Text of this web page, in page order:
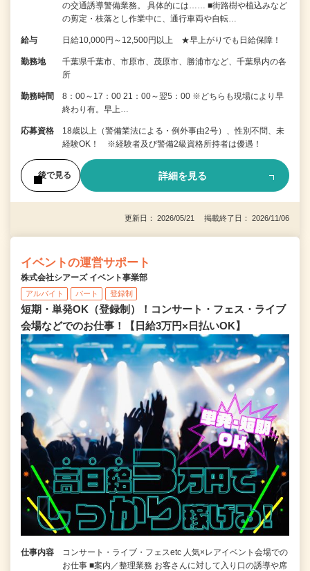
の交通誘導警備業務。 具体的には…… ■街路樹や植込みなど
の剪定・枝落とし作業中に、通行車両や自転…
給与 日給10,000円～12,500円以上 ★早上がりでも日給保障！
勤務地
千葉県千葉市、市原市、茂原市、勝浦市など、千葉県内の各
所
勤務時間
8：00～17：00 21：00～翌5：00 ※どちらも現場により早
終わり有。早上…
応募資格
18歳以上（警備業法による・例外事由2号）、性別不問、未
経験OK！ ※経験者及び警備2級資格所持者は優遇！
後で見る 詳細を見る
更新日： 2026/05/21 掲載終了日： 2026/11/06
イベントの運営サポート
株式会社シアーズ イベント事業部
アルバイト パート 登録制
短期・単発OK（登録制）！コンサート・フェス・ライブ
会場などでのお仕事！【日給3万円×日払いOK】
仕事内容
コンサート・ライブ・フェスetc 人気×レアイベント会場での
お仕事 ■案内／整理業務 お客さんに対して入り口の誘導や席